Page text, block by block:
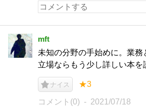
mft
未知の分野の手始めに。業務
立場ならもう少し詳しい本を
ナイス ★3
コメント(0) 2021/07/18